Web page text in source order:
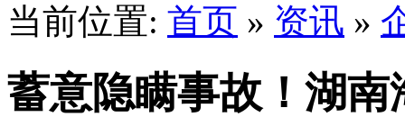
当前位置: 首页 » 资讯 »
蓄意隐瞒事故！湖南